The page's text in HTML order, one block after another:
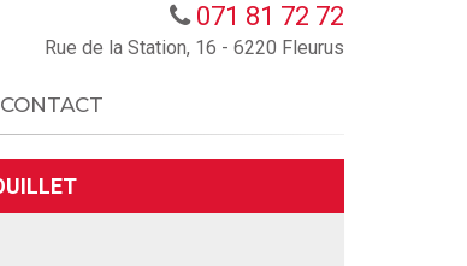
071 81 72 72
Rue de la Station, 16 - 6220 Fleurus
CONTACT